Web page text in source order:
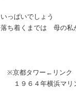
いっぱいでしょう
落ち着くまでは 母の私
※京都タワー←リンク
１９６４年横浜マリ